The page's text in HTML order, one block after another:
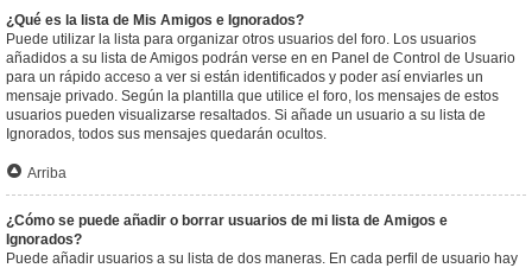
¿Qué es la lista de Mis Amigos e Ignorados?
Puede utilizar la lista para organizar otros usuarios del foro. Los usuarios
añadidos a su lista de Amigos podrán verse en en Panel de Control de Usuario
para un rápido acceso a ver si están identificados y poder así enviarles un
mensaje privado. Según la plantilla que utilice el foro, los mensajes de estos
usuarios pueden visualizarse resaltados. Si añade un usuario a su lista de
Ignorados, todos sus mensajes quedarán ocultos.
Arriba
¿Cómo se puede añadir o borrar usuarios de mi lista de Amigos e
Ignorados?
Puede añadir usuarios a su lista de dos maneras. En cada perfil de usuario hay